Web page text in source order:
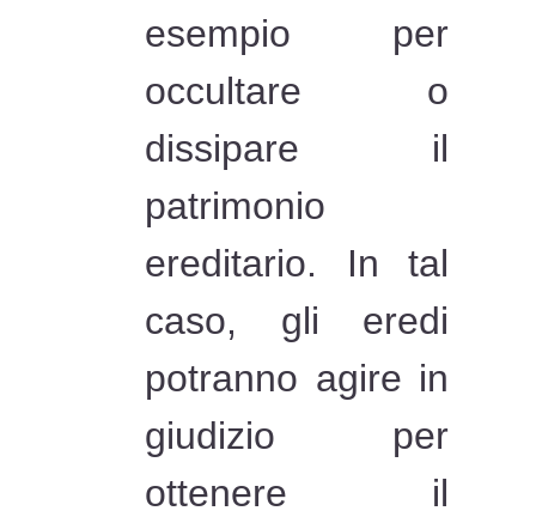
esempio per
occultare o
dissipare il
patrimonio
ereditario. In tal
caso, gli eredi
potranno agire in
giudizio per
ottenere il